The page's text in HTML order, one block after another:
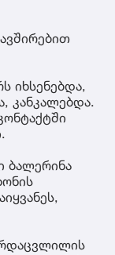
იხსენებდა,
კანკალებდა.
ბალერინა